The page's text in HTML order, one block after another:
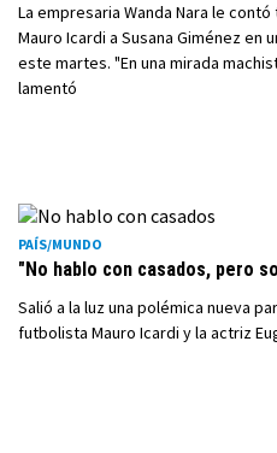
La empresaria Wanda Nara le
Mauro Icardi a Susana Giménez en
este martes. "En una mirada
lamentó
PAÍS/MUNDO
"No hablo con casados, pero
Salió a la luz una polémica nueva
futbolista Mauro Icardi y la actriz